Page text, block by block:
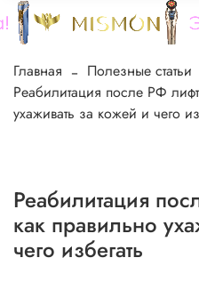
Главная
Полезные статьи
Реабилитация после РФ
ухаживать за кожей и чего
Реабилитация
как правильно
чего избегать